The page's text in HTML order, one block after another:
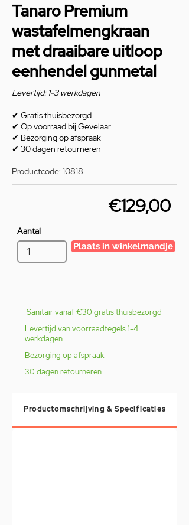
Tanaro Premium
wastafelmengkraan
met draaibare uitloop
eenhendel gunmetal
Levertijd: 1-3 werkdagen
✔ Gratis thuisbezorgd
✔ Op voorraad bij Gevelaar
✔ Bezorging op afspraak
✔ 30 dagen retourneren
Productcode: 10818
€129,00
Aantal
Plaats in winkelmandje
Sanitair vanaf €30 gratis thuisbezorgd
Levertijd van voorraadtegels 1-4
werkdagen
Bezorging op afspraak
30 dagen retourneren
Productomschrijving & Specificaties